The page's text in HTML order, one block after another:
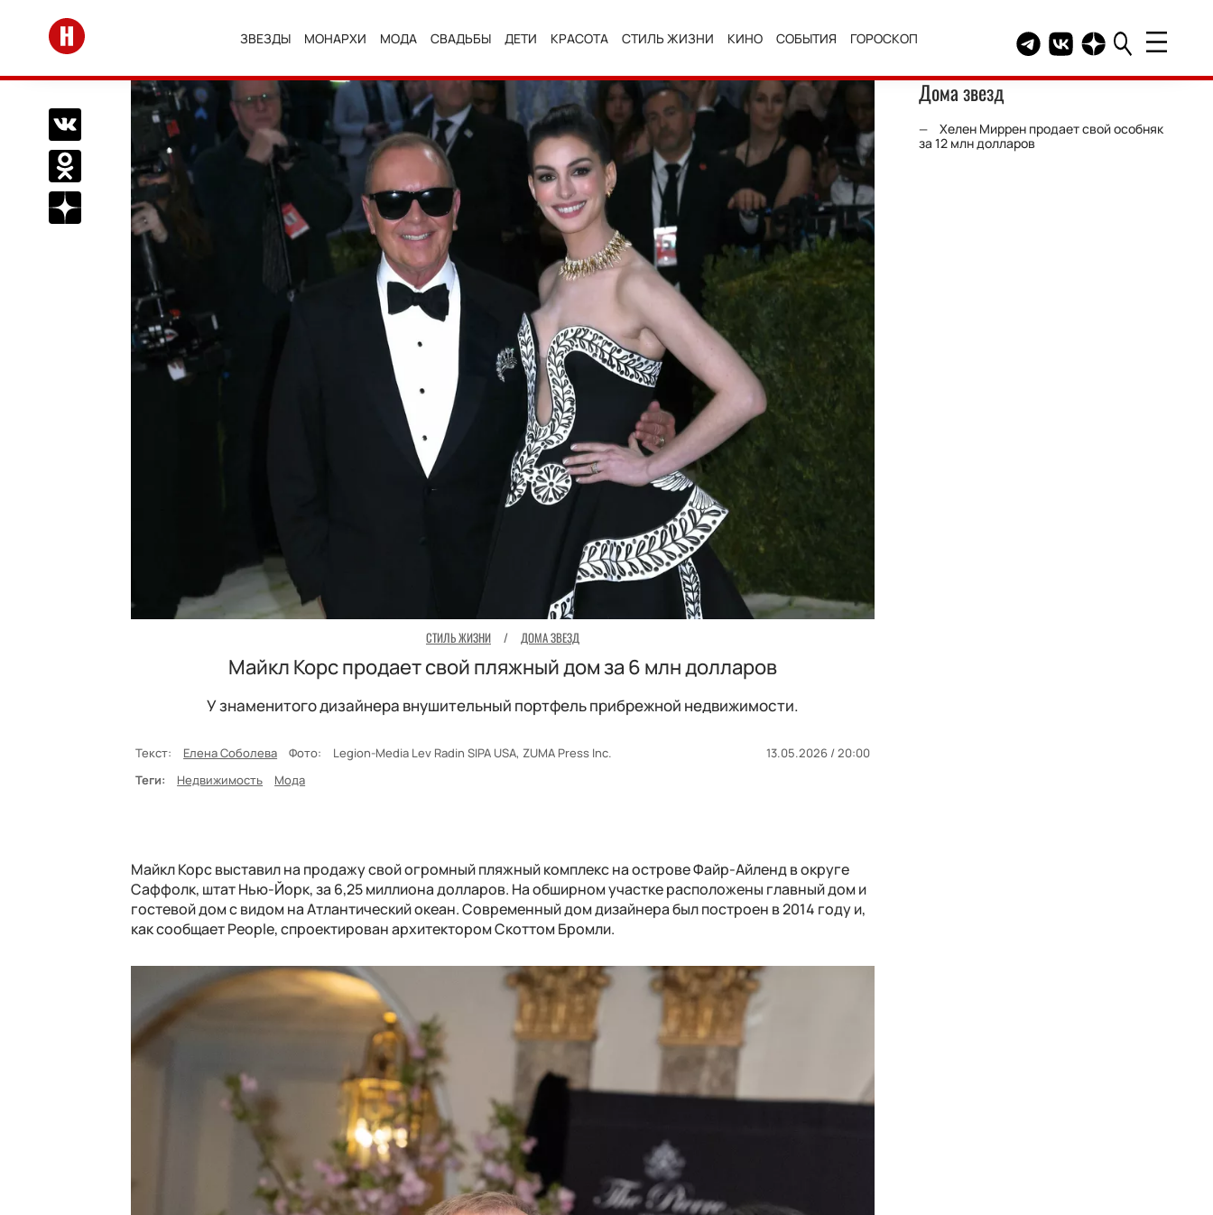
Перейти на главную
ЗВЕЗДЫ МОНАРХИ МОДА СВАДЬБЫ ДЕТИ КРАСОТА СТИЛЬ ЖИЗНИ КИНО СОБЫТИЯ ГОРОСКОП Telegram канал HELLO
Группа HELLO
Канал HELLO в
Поделиться Вконтакте
Поделиться в Одноклассниках
Подписаться на нас в Дзен
СТИЛЬ ЖИЗНИ / ДОМА ЗВЕЗД
Майкл Корс продает свой пляжный дом за 6 млн долларов
У знаменитого дизайнера внушительный портфель прибрежной недвижимости.
Текст: Елена Соболева Фото: Legion-Media Lev Radin SIPA USA, ZUMA Press Inc.
13.05.2026 / 20:00
Теги:
Недвижимость Мода
Майкл Корс выставил на продажу свой огромный пляжный комплекс на острове Файр-Айленд в округе
Саффолк, штат Нью-Йорк, за 6,25 миллиона долларов. На обширном участке расположены главный дом и
гостевой дом с видом на Атлантический океан. Современный дом дизайнера был построен в 2014 году и,
как сообщает People, спроектирован архитектором Скоттом Бромли.
Дома звезд
Хелен Миррен продает свой особняк
за 12 млн долларов